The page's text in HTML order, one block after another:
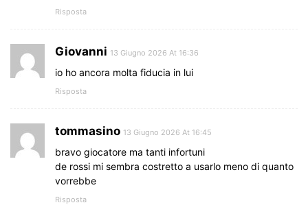
Risposta
Giovanni 13 Giugno 2026 At 16:36
io ho ancora molta fiducia in lui
Risposta
tommasino 13 Giugno 2026 At 16:45
bravo giocatore ma tanti infortuni
de rossi mi sembra costretto a usarlo meno di quanto
vorrebbe
Risposta